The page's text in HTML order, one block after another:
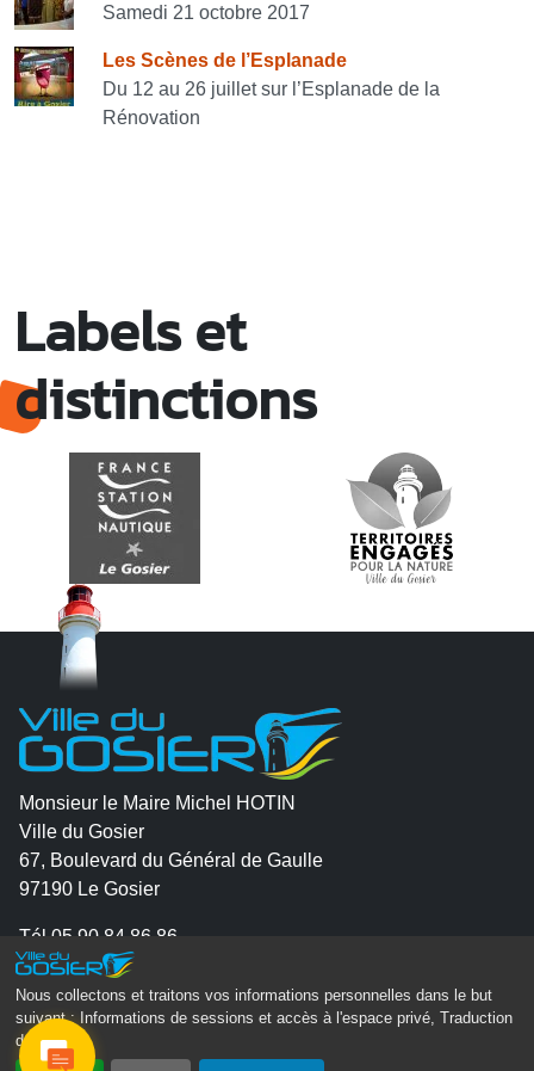
Nous collectons et traitons vos informations personnelles dans le but
suivant :
Informations de sessions et accès à l'espace privé, Traduction
des pages .
Samedi 21 octobre 2017
Les Scènes de l’Esplanade
Du 12 au 26 juillet sur l’Esplanade de la
Rénovation
Labels et
distinctions
Monsieur le Maire Michel HOTIN
Ville du Gosier
67, Boulevard du Général de Gaulle
97190 Le Gosier
Tél. 05 90 84 86 86
Envoyer un email
Contacter la P.R.A.D.A
Contactez le délégué à la protection des données